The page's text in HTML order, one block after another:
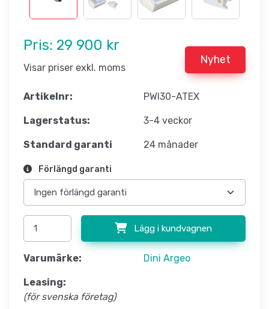
Pris: 29 900 kr
Visar priser exkl. moms
Nyhet
Artikelnr: PWI30-ATEX
Lagerstatus: 3-4 veckor
Standard garanti 24 månader
Förlängd garanti
Lägg i kundvagnen
Varumärke: Dini Argeo
Leasing:
(för svenska företag)